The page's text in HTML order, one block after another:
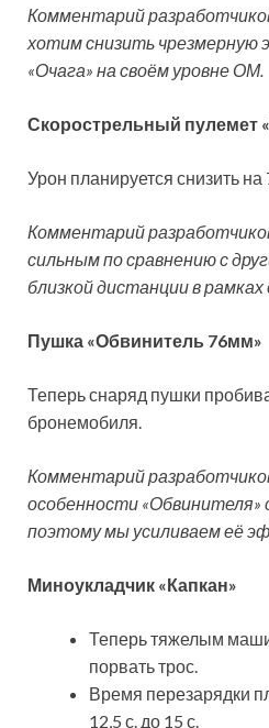
Комментарий
хотим снизить
«Очага» на своём уровне ОМ.
Скорострельный пулемет
Урон планируется снизить на
Комментарий
сильным по сравнению с
близкой дистанции в
Пушка «Обвинитель 76мм»
Теперь снаряд пушки
бронемобиля.
Комментарий
особенности «Обвинителя»
поэтому мы усиливаем её
Миноукладчик «Капкан»
Теперь тяжелым
порвать трос.
Время перезарядки
12,5 с. до 15 с.